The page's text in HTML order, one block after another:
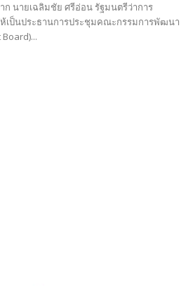
ก นายเฉลิมชัย ศรีอ่อน รัฐมนตรีว่าการ
เป็นประธานการประชุมคณะกรรมการพัฒนา